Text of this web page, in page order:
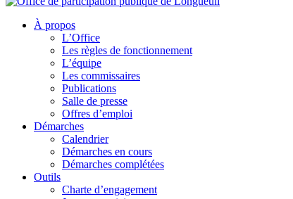
À propos
L’Office
Les règles de fonctionnement
L’équipe
Les commissaires
Publications
Salle de presse
Offres d’emploi
Démarches
Calendrier
Démarches en cours
Démarches complétées
Outils
Charte d’engagement